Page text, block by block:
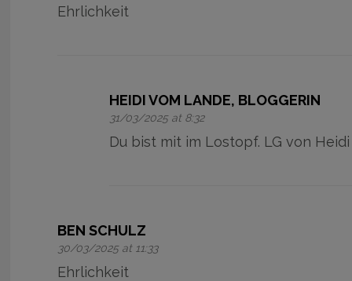
Ehrlichkeit
HEIDI VOM LANDE, BLOGGERIN
31/03/2025 at 8:32
Du bist mit im Lostopf. LG von Heidi
BEN SCHULZ
30/03/2025 at 11:33
Ehrlichkeit